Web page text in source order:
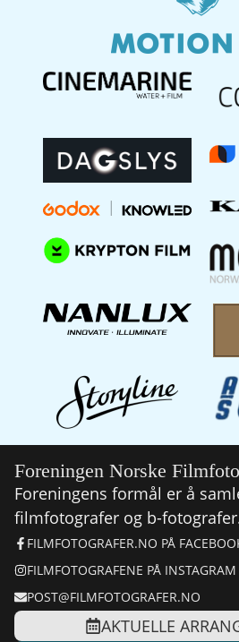
Foreningen Norske
Foreningens formål er å
filmfotografer og b-
FILMFOTOGRAFER.NO PÅ
FILMFOTOGRAFENE PÅ INSTAGRAM
POST@FILMFOTOGRAFER.NO
AKTUELLE